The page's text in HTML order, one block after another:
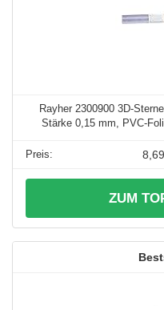
Rayher 2300900 3D-
Stärke 0,15 mm, PVC-
ZUM